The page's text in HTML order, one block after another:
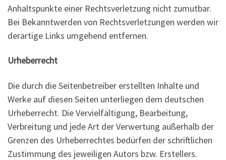
Anhaltspunkte einer Rechtsverletzung nicht zumutbar.
Bei Bekanntwerden von Rechtsverletzungen werden wir
derartige Links umgehend entfernen.
Urheberrecht
Die durch die Seitenbetreiber erstellten Inhalte und
Werke auf diesen Seiten unterliegen dem deutschen
Urheberrecht. Die Vervielfältigung, Bearbeitung,
Verbreitung und jede Art der Verwertung außerhalb der
Grenzen des Urheberrechtes bedürfen der schriftlichen
Zustimmung des jeweiligen Autors bzw. Erstellers.